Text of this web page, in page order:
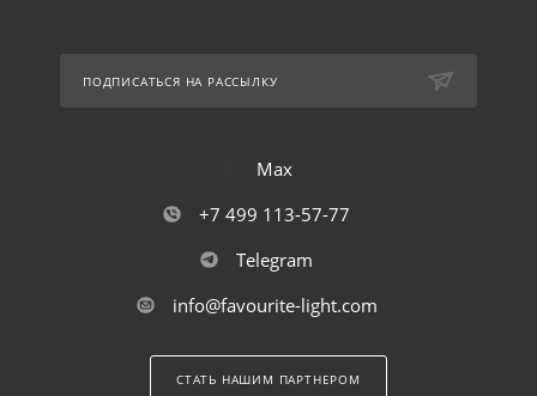
ПОДПИСАТЬСЯ НА РАССЫЛКУ
Max
+7 499 113-57-77
Telegram
info@favourite-light.com
СТАТЬ НАШИМ ПАРТНЕРОМ